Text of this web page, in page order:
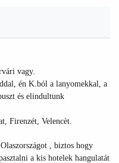
vagy.
én K.ból a lanyomekkal, a
és elindultunk
Firenzét, Velencèt.
, biztos hogy
a kis hotelek hangulatát